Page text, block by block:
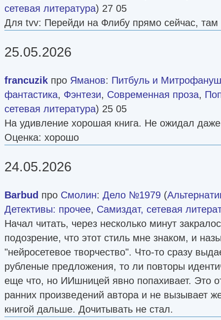
сетевая литература) 27 05
Для tvv: Перейди на Флибу прямо сейчас, там
25.05.2026
francuzik про Яманов: Питбуль и
фантастика, Фэнтези, Современная проза,
сетевая литература) 25 05
На удивление хорошая книга. Не ожидал
Оценка: хорошо
24.05.2026
Barbud про Смолин: Дело №1979 (
Детективы: прочее, Самиздат, сетевая
Начал читать, через несколько минут
подозрение, что этот стиль мне знаком, и
"нейросетевое творчество". Что-то сразу
рубленые предложения, то ли повторы
еще что, но ИИшницей явно попахивает. Это
ранних произведений автора и не вызывает
книгой дальше. Дочитывать не стал.